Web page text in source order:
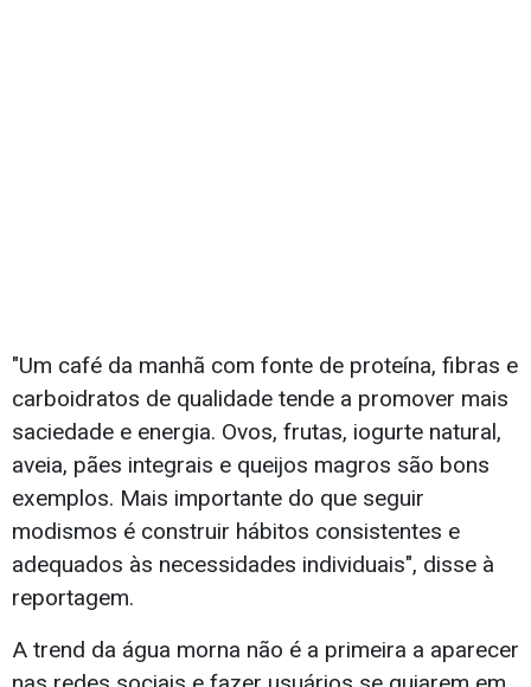
"Um café da manhã com fonte de proteína, fibras e
carboidratos de qualidade tende a promover mais
saciedade e energia. Ovos, frutas, iogurte natural,
aveia, pães integrais e queijos magros são bons
exemplos. Mais importante do que seguir
modismos é construir hábitos consistentes e
adequados às necessidades individuais", disse à
reportagem.
A trend da água morna não é a primeira a aparecer